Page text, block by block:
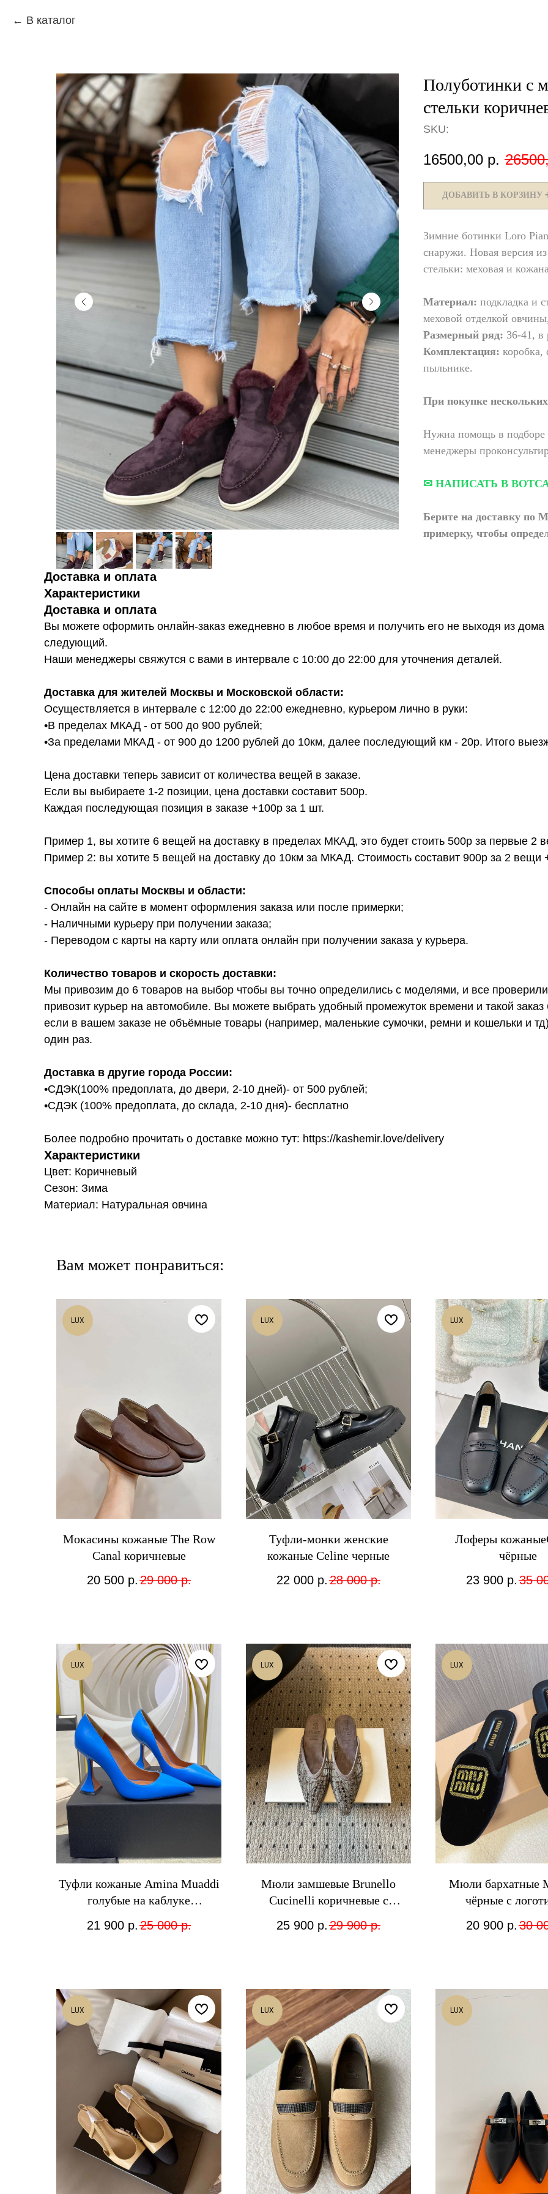
В каталог
Полуботинки с
стельки
SKU:
16500,00 р.
ДОБАВИТЬ В КОРЗИНУ
Зимние ботинки Loro
снаружи. Новая версия
стельки: меховая и
Материал: подкладка и
меховой отделкой
Размерный ряд: 36-41, в
Комплектация:
пыльнике.
При покупке
Нужна помощь в подборе
менеджеры
✉ НАПИСАТЬ В
Берите на доставку по
примерку, чтобы
Доставка и оплата
Характеристики
Доставка и оплата
Вы можете оформить онлайн-заказ ежедневно в любое время и получить его не выходя из
следующий.
Наши менеджеры свяжутся с вами в интервале с 10:00 до 22:00 для уточнения деталей.
Доставка для жителей Москвы и Московской области:
Осуществляется в интервале с 12:00 до 22:00 ежедневно, курьером лично в руки:
•В пределах МКАД - от 500 до 900 рублей;
•За пределами МКАД - от 900 до 1200 рублей до 10км, далее последующий км - 20р. Итого
Цена доставки теперь зависит от количества вещей в заказе.
Если вы выбираете 1-2 позиции, цена доставки составит 500р.
Каждая последующая позиция в заказе +100р за 1 шт.
Пример 1, вы хотите 6 вещей на доставку в пределах МКАД, это будет стоить 500р за первые
Пример 2: вы хотите 5 вещей на доставку до 10км за МКАД. Стоимость составит 900р за 2
Способы оплаты Москвы и области:
- Онлайн на сайте в момент оформления заказа или после примерки;
- Наличными курьеру при получении заказа;
- Переводом с карты на карту или оплата онлайн при получении заказа у курьера.
Количество товаров и скорость доставки:
Мы привозим до 6 товаров на выбор чтобы вы точно определились с моделями, и все
привозит курьер на автомобиле. Вы можете выбрать удобный промежуток времени и такой
если в вашем заказе не объёмные товары (например, маленькие сумочки, ремни и кошельки и
один раз.
Доставка в другие города России:
•СДЭК(100% предоплата, до двери, 2-10 дней)- от 500 рублей;
•СДЭК (100% предоплата, до склада, 2-10 дня)- бесплатно
Более подробно прочитать о доставке можно тут: https://kashemir.love/delivery
Характеристики
Цвет: Коричневый
Сезон: Зима
Материал: Натуральная овчина
Вам может понравиться:
LUX
Мокасины кожаные The Row
Canal коричневые
20 500 р. 29 000 р.
LUX
Туфли-монки женские
кожаные Celine черные
22 000 р. 28 000 р.
LUX
Лоферы
чёрные
23 900 р. 35
LUX
Туфли кожаные Amina Muaddi
голубые на каблуке
21 900 р. 25 000 р.
LUX
Мюли замшевые Brunello
Cucinelli коричневые с
25 900 р. 29 900 р.
LUX
Мюли бархатные
чёрные с
20 900 р. 30
LUX LUX LUX